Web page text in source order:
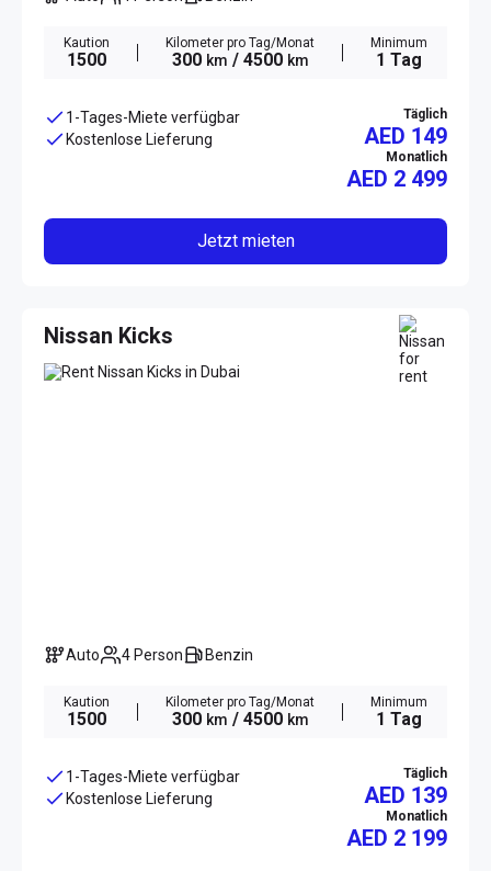
Kaution
1500
Kilometer pro Tag/Monat
300 km / 4500 km
Minimum
1 Tag
1-Tages-Miete verfügbar
Kostenlose Lieferung
Täglich
AED 149
Monatlich
AED 2 499
Jetzt mieten
Nissan Kicks
Auto 4 Person Benzin
Kaution
1500
Kilometer pro Tag/Monat
300 km / 4500 km
Minimum
1 Tag
1-Tages-Miete verfügbar
Kostenlose Lieferung
Täglich
AED 139
Monatlich
AED 2 199